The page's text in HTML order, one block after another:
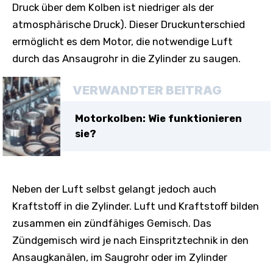
Druck über dem Kolben ist niedriger als der
atmosphärische Druck). Dieser Druckunterschied
ermöglicht es dem Motor, die notwendige Luft
durch das Ansaugrohr in die Zylinder zu saugen.
VERWANDTER BEITRAG
Motorkolben: Wie funktionieren
sie?
Neben der Luft selbst gelangt jedoch auch
Kraftstoff in die Zylinder. Luft und Kraftstoff bilden
zusammen ein zündfähiges Gemisch. Das
Zündgemisch wird je nach Einspritztechnik in den
Ansaugkanälen, im Saugrohr oder im Zylinder